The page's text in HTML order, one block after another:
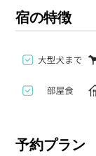
宿の特徴
予約プラン